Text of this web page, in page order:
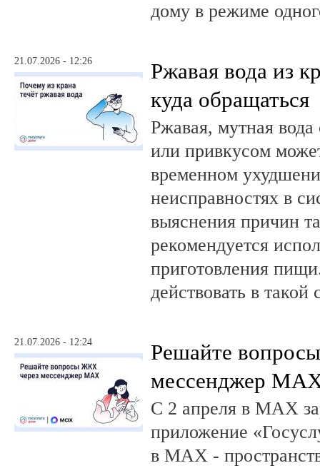
дому в режиме
21.07.2026 - 12:26
Ржавая вода из
куда обращаться
Ржавая, мутная
или привкусом
временном
неисправностях в
выяснения причин
рекомендуется
приготовления
действовать в такой
21.07.2026 - 12:24
Решайте
мессенджер
С 2 апреля в MAX
приложение
в MAX -